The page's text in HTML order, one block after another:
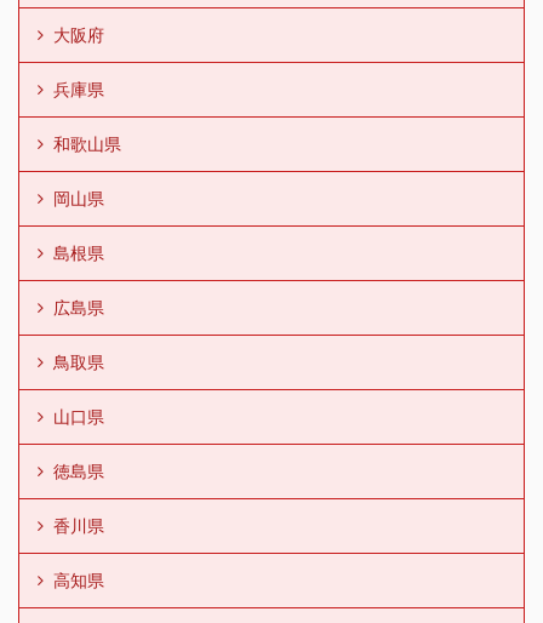
大阪府
兵庫県
和歌山県
岡山県
島根県
広島県
鳥取県
山口県
徳島県
香川県
高知県